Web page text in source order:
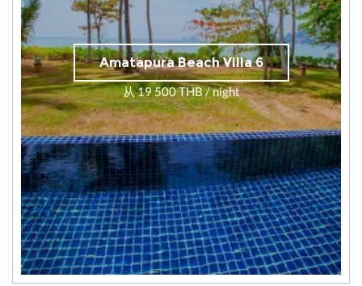
Amatapura Beach Villa 6
从 19 500 THB / night